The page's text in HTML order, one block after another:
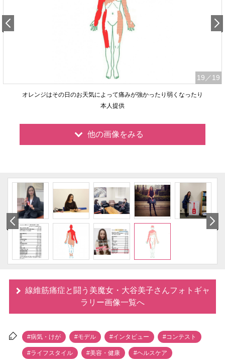
19 ／19
オレンジはその日のお天気によって痛みが強かったり弱くなったり
本人提供
他の画像をみる
線維筋痛症と闘う美魔女・大谷美子さんフォトギャ
ラリー画像一覧へ
#病気・けが #モデル #インタビュー #コンテスト
#ライフスタイル #美容・健康 #ヘルスケア